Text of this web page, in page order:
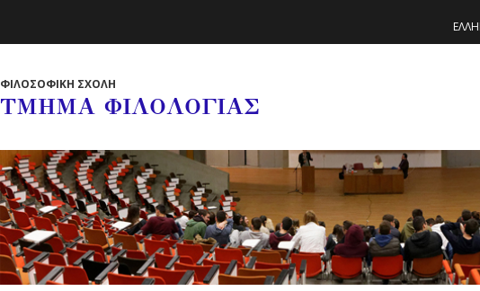
ΦΙΛΟΣΟΦΙΚΗ ΣΧΟΛΗ
ΤΜΗΜΑ ΦΙΛΟΛΟΓΙΑΣ